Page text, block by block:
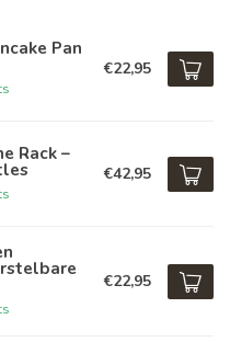
Pan
€22,95
Rack –
€42,95
€22,95